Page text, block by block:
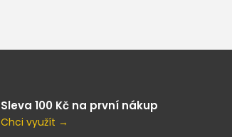
Sleva 100 Kč na první nákup
Chci využít →